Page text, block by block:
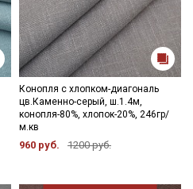
Конопля с хлопком-диагональ
цв.Каменно-серый, ш.1.4м,
конопля-80%, хлопок-20%, 246гр/
м.кв
960 руб. 1200 руб.